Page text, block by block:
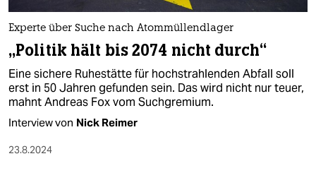
Experte über Suche nach Atommüllendlager
„Politik hält bis 2074 nicht durch“
Eine sichere Ruhestätte für hochstrahlenden Abfall soll
erst in 50 Jahren gefunden sein. Das wird nicht nur teuer,
mahnt Andreas Fox vom Suchgremium.
Interview von Nick Reimer
23.8.2024